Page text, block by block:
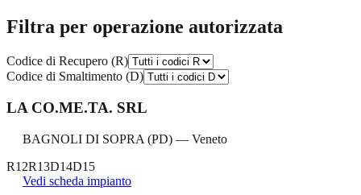
Filtra per operazione autorizzata
Codice di Recupero (R)
Codice di Smaltimento (D)
LA CO.ME.TA. SRL
BAGNOLI DI SOPRA (PD) — Veneto
R12R13D14D15
Vedi scheda impianto